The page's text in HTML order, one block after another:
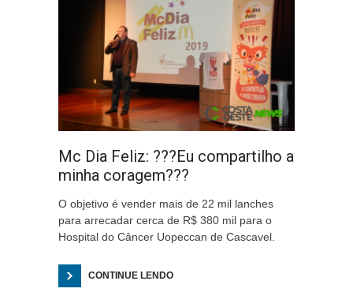
Mc Dia Feliz: ???Eu compartilho a
minha coragem???
O objetivo é vender mais de 22 mil lanches
para arrecadar cerca de R$ 380 mil para o
Hospital do Câncer Uopeccan de Cascavel.
CONTINUE LENDO